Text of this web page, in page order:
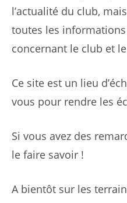
l’actualité du club,
toutes les
concernant le club et
Ce site est un lieu
vous pour rendre les
Si vous avez des
le faire savoir !
A bientôt sur les